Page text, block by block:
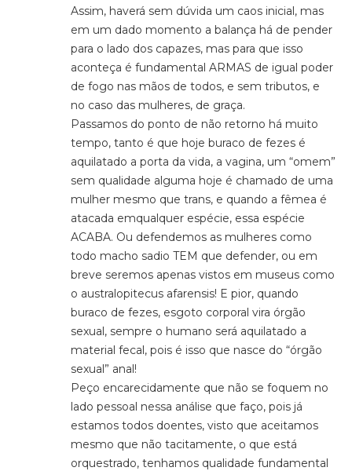
Assim, haverá sem dúvida um caos inicial, mas
em um dado momento a balança há de pender
para o lado dos capazes, mas para que isso
aconteça é fundamental ARMAS de igual poder
de fogo nas mãos de todos, e sem tributos, e
no caso das mulheres, de graça.
Passamos do ponto de não retorno há muito
tempo, tanto é que hoje buraco de fezes é
aquilatado a porta da vida, a vagina, um “omem”
sem qualidade alguma hoje é chamado de uma
mulher mesmo que trans, e quando a fêmea é
atacada emqualquer espécie, essa espécie
ACABA. Ou defendemos as mulheres como
todo macho sadio TEM que defender, ou em
breve seremos apenas vistos em museus como
o australopitecus afarensis! E pior, quando
buraco de fezes, esgoto corporal vira órgão
sexual, sempre o humano será aquilatado a
material fecal, pois é isso que nasce do “órgão
sexual” anal!
Peço encarecidamente que não se foquem no
lado pessoal nessa análise que faço, pois já
estamos todos doentes, visto que aceitamos
mesmo que não tacitamente, o que está
orquestrado, tenhamos qualidade fundamental